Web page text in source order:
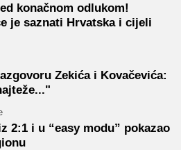
konačnom odlukom!
je saznati Hrvatska i cijeli
Zekića i Kovačevića:
2:1 i u “easy modu” pokazao